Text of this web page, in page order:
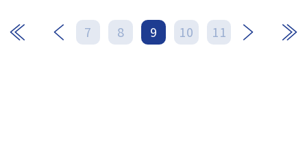
7 8 9 10 11
次 最後